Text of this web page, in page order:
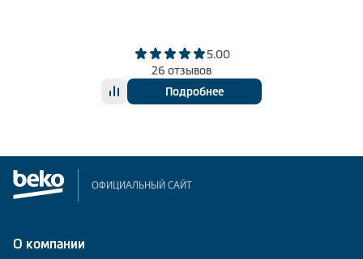
5.00
26 отзывов
Подробнее
ОФИЦИАЛЬНЫЙ САЙТ
О компании